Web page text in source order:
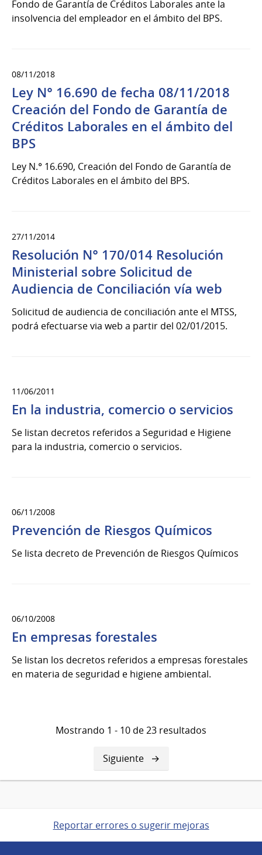
Fondo de Garantía de Créditos Laborales ante la
insolvencia del empleador en el ámbito del BPS.
08/11/2018
Ley N° 16.690 de fecha 08/11/2018
Creación del Fondo de Garantía de
Créditos Laborales en el ámbito del
BPS
Ley N.° 16.690, Creación del Fondo de Garantía de
Créditos Laborales en el ámbito del BPS.
27/11/2014
Resolución N° 170/014 Resolución
Ministerial sobre Solicitud de
Audiencia de Conciliación vía web
Solicitud de audiencia de conciliación ante el MTSS,
podrá efectuarse via web a partir del 02/01/2015.
11/06/2011
En la industria, comercio o servicios
Se listan decretos referidos a Seguridad e Higiene
para la industria, comercio o servicios.
06/11/2008
Prevención de Riesgos Químicos
Se lista decreto de Prevención de Riesgos Químicos
06/10/2008
En empresas forestales
Se listan los decretos referidos a empresas forestales
en materia de seguridad e higiene ambiental.
Mostrando 1 - 10 de 23 resultados
Siguiente
página
Siguiente
Reportar errores o sugerir mejoras